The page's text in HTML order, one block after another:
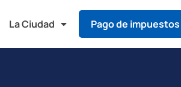
La Ciudad Pago de impuestos